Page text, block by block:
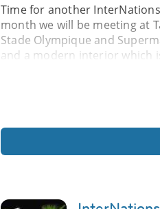
Time for another
month we will be meeting at
Stade Olympique and
and a modern interior which